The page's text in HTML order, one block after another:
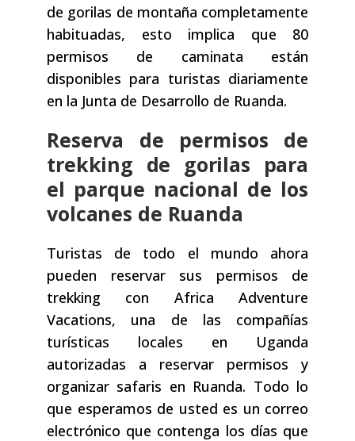
de gorilas de montaña completamente
habituadas, esto implica que 80
permisos de caminata están
disponibles para turistas diariamente
en la Junta de Desarrollo de Ruanda.
Reserva de permisos de
trekking de gorilas para
el parque nacional de los
volcanes de Ruanda
Turistas de todo el mundo ahora
pueden reservar sus permisos de
trekking con Africa Adventure
Vacations, una de las compañías
turísticas locales en Uganda
autorizadas a reservar permisos y
organizar safaris en Ruanda. Todo lo
que esperamos de usted es un correo
electrónico que contenga los días que